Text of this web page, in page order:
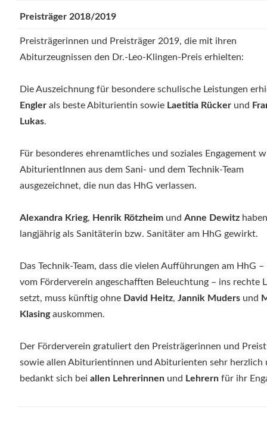
Preisträger 2018/2019
Preisträgerinnen und Preisträger 2019, die mit ihren
Abiturzeugnissen den Dr.-Leo-Klingen-Preis erhielten:
Die Auszeichnung für besondere schulische Leistungen
Engler als beste Abiturientin sowie Laetitia Rücker und
Lukas.
Für besonderes ehrenamtliches und soziales Engagement
AbiturientInnen aus dem Sani- und dem Technik-Team
ausgezeichnet, die nun das HhG verlassen.
Alexandra Krieg, Henrik Rötzheim und Anne Dewitz haben
langjährig als Sanitäterin bzw. Sanitäter am HhG gewirkt.
Das Technik-Team, dass die vielen Aufführungen am HhG
vom Förderverein angeschafften Beleuchtung – ins rechte
setzt, muss künftig ohne David Heitz, Jannik Muders und
Klasingauskommen.
Der Förderverein gratuliert den Preisträgerinnen und
sowie allen Abiturientinnen und Abiturienten sehr herzlich
bedankt sich bei allen Lehrerinnen und Lehrern für ihr